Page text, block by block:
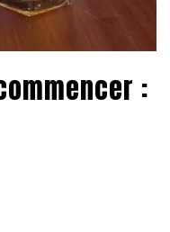
: